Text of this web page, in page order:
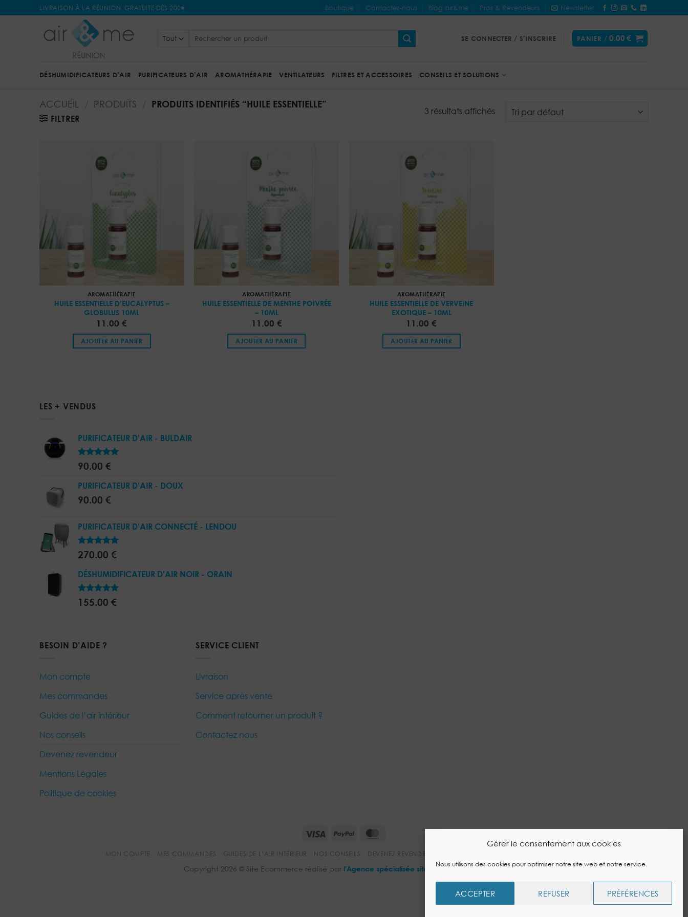
Gérer le consentement aux cookies
Nous utilisons des cookies pour optimiser notre site web et notre service.
ACCEPTER REFUSER PRÉFÉRENCES
au
LIVRAISON À LA RÉUNION. GRATUITE DÈS 200€ Boutique Contactez-nous Blog air&me Pros & Revendeurs Newsletter
Recherche
SE CONNECTER / S’INSCRIRE PANIER /0.00€
DÉSHUMIDIFICATEURS D’AIR PURIFICATEURS D’AIR AROMATHÉRAPIE VENTILATEURS FILTRES ET ACCESSOIRES CONSEILS ET SOLUTIONS
ACCUEIL PRODUITS PRODUITS IDENTIFIÉS “HUILE ESSENTIELLE”
FILTRER
3 résultats affichés
AROMATHÉRAPIE
HUILE ESSENTIELLE D’EUCALYPTUS –
GLOBULUS 10ML
11.00€
AJOUTER AU PANIER
AROMATHÉRAPIE
HUILE ESSENTIELLE DE MENTHE POIVRÉE
– 10ML
11.00 €
AJOUTER AU PANIER
AROMATHÉRAPIE
HUILE ESSENTIELLE DE VERVEINE
EXOTIQUE – 10ML
11.00€
AJOUTER AU PANIER
LES + VENDUS
PURIFICATEUR D'AIR - BULDAIR
Note5.00
sur 5
90.00 €
PURIFICATEUR D'AIR - DOUX
90.00 €
PURIFICATEUR D'AIR CONNECTÉ - LENDOU
Note 5.00
sur 5
270.00 €
DÉSHUMIDIFICATEUR D'AIR NOIR - ORAIN
Note 5.00
sur 5
155.00 €
BESOIN D’AIDE ?
Mon compte
Mes commandes
Guides de l’air intérieur
Nos conseils
Devenez revendeur
Mentions Légales
Politique de cookies
SERVICE CLIENT
Livraison
Service après vente
Comment retourner un produit ?
Contactez nous
Visa PayPal
MON COMPTE MES COMMANDES GUIDES DE L’AIR INTÉRIEUR NOS CONSEILS DEVENEZ REVENDEUR
Copyright 2026 © Site Ecommerce réalisé par l'Agence spécialisée site ecommerce OneSpot